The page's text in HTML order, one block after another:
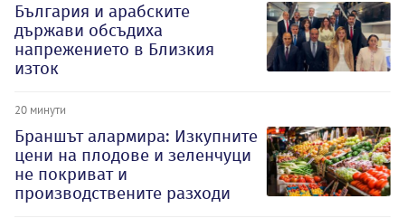
България и арабските
държави обсъдиха
напрежението в Близкия
изток
20 минути
Браншът алармира: Изкупните
цени на плодове и зеленчуци
не покриват и
производствените разходи